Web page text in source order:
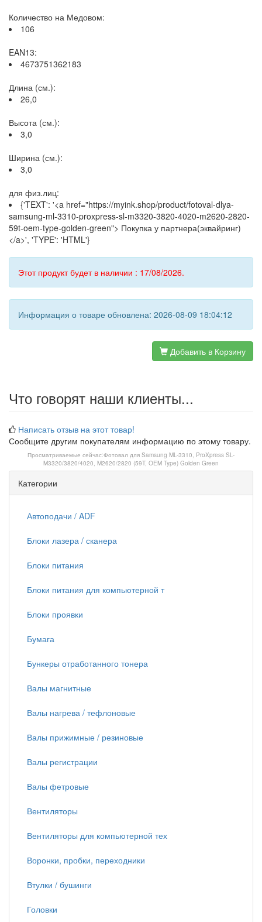
Количество на Медовом:
106
EAN13:
4673751362183
Длина (см.):
26,0
Высота (см.):
3,0
Ширина (см.):
3,0
для физ.лиц:
{'TEXT': '<a href="https://myink.shop/product/fotoval-dlya-
samsung-ml-3310-proxpress-sl-m3320-3820-4020-m2620-2820-
59t-oem-type-golden-green"> Покупка у партнера(эквайринг)
</a>', 'TYPE': 'HTML'}
Этот продукт будет в наличии : 17/08/2026.
Информация о товаре обновлена: 2026-08-09 18:04:12
Добавить в Корзину
Что говорят наши клиенты...
Написать отзыв на этот товар!
Сообщите другим покупателям информацию по этому товару.
Просматриваемые сейчас:Фотовал для Samsung ML-3310, ProXpress SL-
M3320/3820/4020, M2620/2820 (59T, OEM Type) Golden Green
Категории
Автоподачи / ADF
Блоки лазера / сканера
Блоки питания
Блоки питания для компьютерной т
Блоки проявки
Бумага
Бункеры отработанного тонера
Валы магнитные
Валы нагрева / тефлоновые
Валы прижимные / резиновые
Валы регистрации
Валы фетровые
Вентиляторы
Вентиляторы для компьютерной тех
Воронки, пробки, переходники
Втулки / бушинги
Головки